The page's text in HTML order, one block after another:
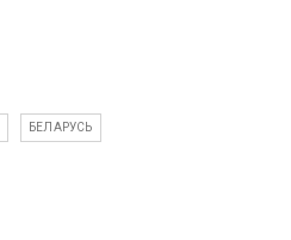
БЕЛАРУСЬ